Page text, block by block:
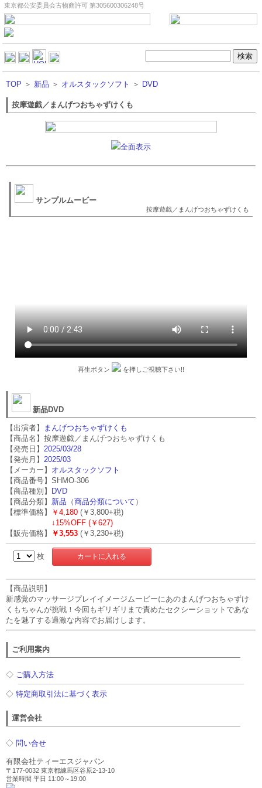
東京都公安委員会古物商許可 第305600306248号
TOP ＞ 新品 ＞ オルスタックソフト ＞ DVD
按摩遊戯／まんげつおちゃずけくも
全面表示
サンプルムービー
按摩遊戯／まんげつおちゃずけくも
再生ボタン を押しご視聴下さい!!
新品DVD
【出演者】
まんげつおちゃずけくも
【商品名】按摩遊戯／まんげつおちゃずけくも
【発売日】2025/03/28
【発売月】2025/03
【メーカー】 オルスタックソフト
【商品番号】SHMO-306
【商品種別】
DVD
【商品分類】 新品 （商品分類について ）
【標準価格】
￥4,180 (￥3,800+税)
↓ 15%OFF (￥627)
【販売価格】
￥3,553 (￥3,230+税)
枚
【商品説明】
新感覚のマッサージプレイイメージムービーにあのまんげつおちゃずけ
くもちゃんが挑戦！今回もギリギリまで責めたセクシーショットであな
たを魅了する過激な内容でお届けします。
ご利用案内
◇ ご購入方法
◇特定商取引法に基づく表示
運営会社
◇ 問い合せ
有限会社ティーエスジャパン
〒177-0032 東京都練馬区谷原2-13-10
営業時間 平日 11:00～19:00